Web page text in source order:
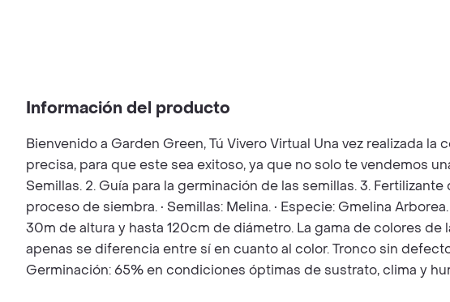
Información del producto
Bienvenido a Garden Green, Tú Vivero Virtual Una vez realizada
precisa, para que este sea exitoso, ya que no solo te vendemos
Semillas. 2. Guía para la germinación de las semillas. 3.
proceso de siembra. • Semillas: Melina. • Especie: Gmelina
30m de altura y hasta 120cm de diámetro. La gama de colores
apenas se diferencia entre sí en cuanto al color. Tronco sin
Germinación: 65% en condiciones óptimas de sustrato, clima y